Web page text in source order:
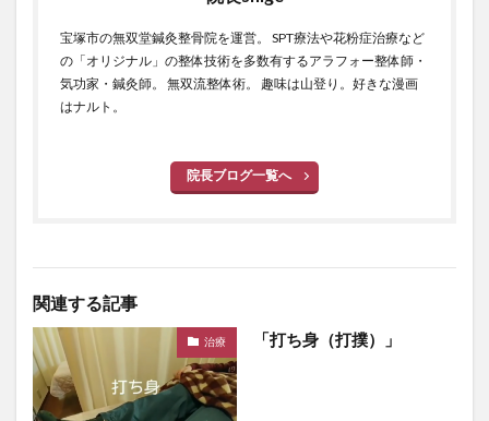
宝塚市の無双堂鍼灸整骨院を運営。 SPT療法や花粉症治療など
の「オリジナル」の整体技術を多数有するアラフォー整体師・
気功家・鍼灸師。 無双流整体術。 趣味は山登り。好きな漫画
はナルト。
院長ブログ一覧へ
関連する記事
治療 「打ち身（打撲）」